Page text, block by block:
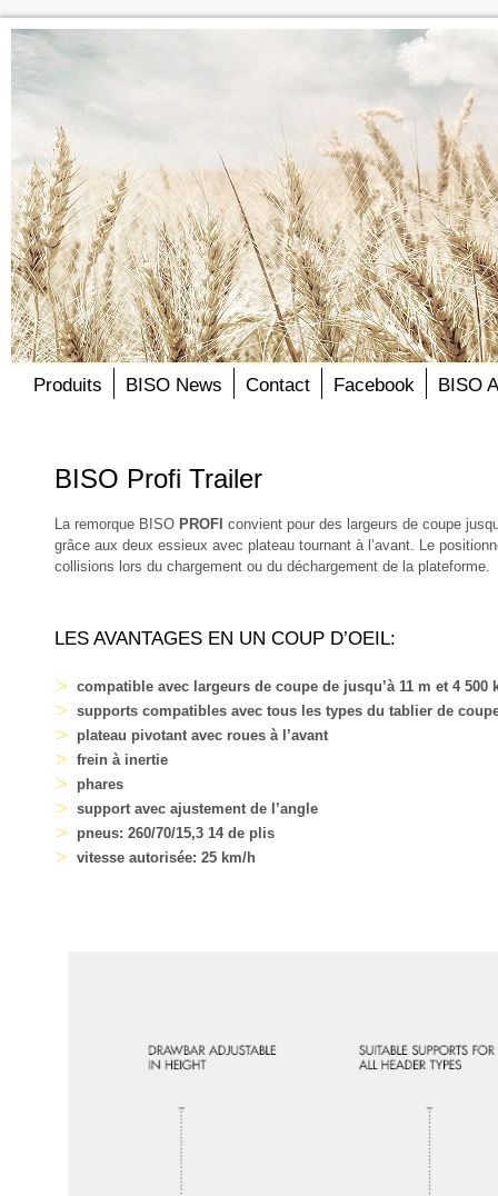
Produits BISO News Contact Facebook BISO
BISO Profi Trailer
La remorque BISO PROFI convient pour des largeurs de coupe
grâce aux deux essieux avec plateau tournant à l’avant. Le
collisions lors du chargement ou du déchargement de la plateforme.
LES AVANTAGES EN UN COUP D’OEIL:
compatible avec largeurs de coupe de jusqu’à 11 m et 4
supports compatibles avec tous les types du tablier de
plateau pivotant avec roues à l’avant
frein à inertie
phares
support avec ajustement de l’angle
pneus: 260/70/15,3 14 de plis
vitesse autorisée: 25 km/h